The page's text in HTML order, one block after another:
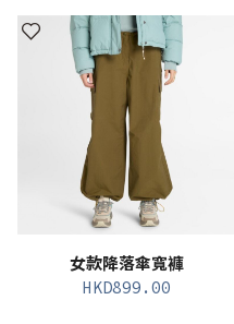
女款降落傘寬褲
HKD899.00